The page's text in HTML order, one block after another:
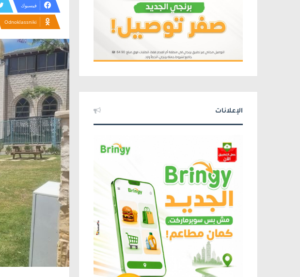
فيسبوك
Odnoklassniki
الإعلانات